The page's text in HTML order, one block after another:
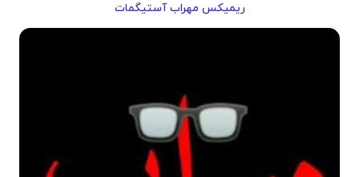
ریمیکس مهراب آستیگمات